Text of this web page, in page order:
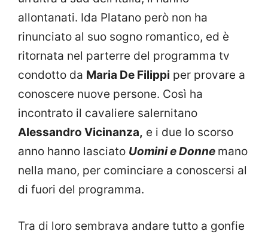
allontanati. Ida Platano però non ha
rinunciato al suo sogno romantico, ed è
ritornata nel parterre del programma tv
condotto da Maria De Filippi per provare a
conoscere nuove persone. Così ha
incontrato il cavaliere salernitano
Alessandro Vicinanza, e i due lo scorso
anno hanno lasciato Uomini e Donne mano
nella mano, per cominciare a conoscersi al
di fuori del programma.
Tra di loro sembrava andare tutto a gonfie